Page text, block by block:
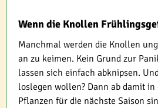
Wenn die Knollen
Manchmal werden die Knollen
an zu keimen. Kein Grund zur
lassen sich einfach abknipsen.
loslegen wollen? Dann ab damit in
Pflanzen für die nächste Saison